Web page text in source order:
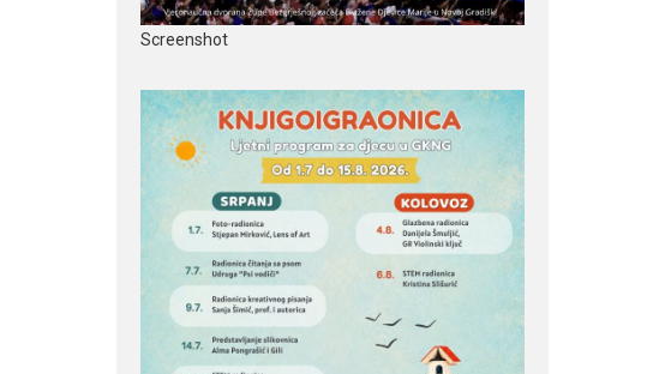
Screenshot